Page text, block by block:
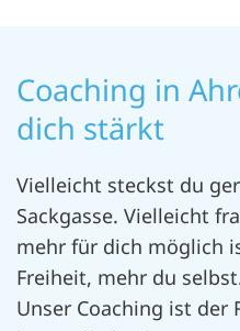
Coaching in
dich stärkt
Vielleicht steckst du
Sackgasse. Vielleicht
mehr für dich möglich
Freiheit, mehr du
Unser Coaching ist der